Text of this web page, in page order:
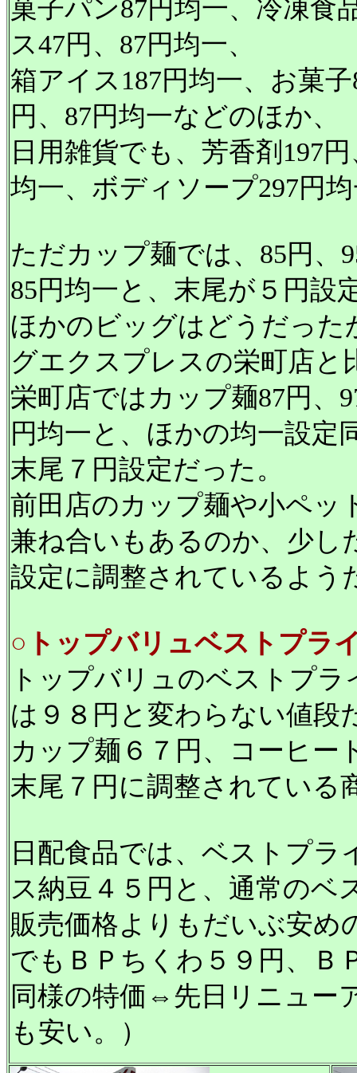
菓子パン87円均一、冷凍食
ス47円、87円均一、
箱アイス187円均一、お菓
円、87円均一などのほか、
日用雑貨でも、芳香剤197
均一、ボディソープ297円
ただカップ麺では、85円、
85円均一と、末尾が５円設
ほかのビッグはどうだっ
グエクスプレスの栄町店と
栄町店ではカップ麺87円、
円均一と、ほかの均一設定
末尾７円設定だった。
前田店のカップ麺や小ペッ
兼ね合いもあるのか、少し
設定に調整されているよう
○トップバリュベストプラ
トップバリュのベストプ
は９８円と変わらない値段
カップ麺６７円、コーヒー
末尾７円に調整されている
日配食品では、ベストプ
ス納豆４５円と、通常のベ
販売価格よりもだいぶ安
でもＢＰちくわ５９円、Ｂ
同様の特価⇔先日リニュー
も安い。）